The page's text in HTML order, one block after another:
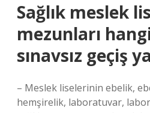
Sağlık meslek
mezunları
sınavsız geçiş
– Meslek liselerinin ebelik,
hemşirelik, laboratuvar,